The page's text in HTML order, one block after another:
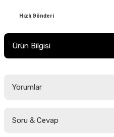
Hızlı Gönderi
Ürün Bilgisi
Yorumlar
Soru & Cevap